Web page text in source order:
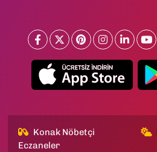
Konak Nöbetçi
Eczaneler